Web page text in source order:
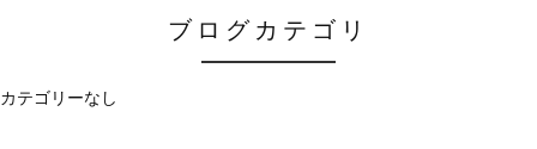
ブログカテゴリ
カテゴリーなし